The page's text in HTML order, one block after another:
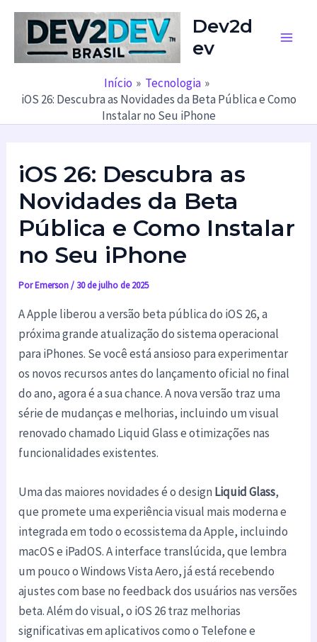
Dev2d
ev
Início
Tecnologia
iOS 26: Descubra as Novidades da Beta Pública e Como
Instalar no Seu iPhone
iOS 26: Descubra as
Novidades da Beta
Pública e Como Instalar
no Seu iPhone
PorEmerson/ 30 de julho de 2025
A Apple liberou a versão beta pública do iOS 26, a
próxima grande atualização do sistema operacional
para iPhones. Se você está ansioso para experimentar
os novos recursos antes do lançamento oficial no final
do ano, agora é a sua chance. A nova versão traz uma
série de mudanças e melhorias, incluindo um visual
renovado chamado Liquid Glass e otimizações nas
funcionalidades existentes.
Uma das maiores novidades é o designLiquid Glass,
que promete uma experiência visual mais moderna e
integrada em todo o ecossistema da Apple, incluindo
macOS e iPadOS. A interface translúcida, que lembra
um pouco o Windows Vista Aero, já está recebendo
ajustes com base no feedback dos usuários nas versões
beta. Além do visual, o iOS 26 traz melhorias
significativas em aplicativos como o Telefone e